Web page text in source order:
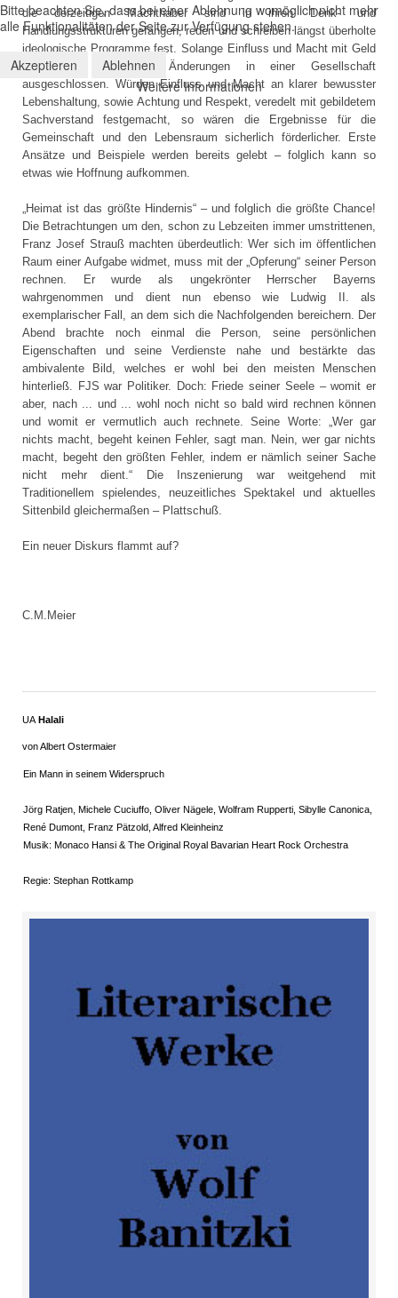
die derzeitigen Machthaber sind in ihren Denk- und
Handlungsstrukturen gefangen, reden und schreiben längst überholte
ideologische Programme fest. Solange Einfluss und Macht mit Geld
verbunden sind, sind Änderungen in einer Gesellschaft
ausgeschlossen. Würden Einfluss und Macht an klarer bewusster
Lebenshaltung, sowie Achtung und Respekt, veredelt mit gebildetem
Sachverstand festgemacht, so wären die Ergebnisse für die
Gemeinschaft und den Lebensraum sicherlich förderlicher. Erste
Ansätze und Beispiele werden bereits gelebt – folglich kann so
etwas wie Hoffnung aufkommen.
„Heimat ist das größte Hindernis“ – und folglich die größte Chance!
Die Betrachtungen um den, schon zu Lebzeiten immer umstrittenen,
Franz Josef Strauß machten überdeutlich: Wer sich im öffentlichen
Raum einer Aufgabe widmet, muss mit der „Opferung“ seiner Person
rechnen. Er wurde als ungekrönter Herrscher Bayerns
wahrgenommen und dient nun ebenso wie Ludwig II. als
exemplarischer Fall, an dem sich die Nachfolgenden bereichern. Der
Abend brachte noch einmal die Person, seine persönlichen
Eigenschaften und seine Verdienste nahe und bestärkte das
ambivalente Bild, welches er wohl bei den meisten Menschen
hinterließ. FJS war Politiker. Doch: Friede seiner Seele – womit er
aber, nach ... und ... wohl noch nicht so bald wird rechnen können
und womit er vermutlich auch rechnete. Seine Worte: „Wer gar
nichts macht, begeht keinen Fehler, sagt man. Nein, wer gar nichts
macht, begeht den größten Fehler, indem er nämlich seiner Sache
nicht mehr dient.“ Die Inszenierung war weitgehend mit
Traditionellem spielendes, neuzeitliches Spektakel und aktuelles
Sittenbild gleichermaßen – Plattschuß.
Ein neuer Diskurs flammt auf?
C.M.Meier
UA Halali
von Albert Ostermaier
Ein Mann in seinem Widerspruch
Jörg Ratjen, Michele Cuciuffo, Oliver Nägele, Wolfram Rupperti, Sibylle Canonica,
René Dumont, Franz Pätzold, Alfred Kleinheinz
Musik: Monaco Hansi & The Original Royal Bavarian Heart Rock Orchestra
Regie: Stephan Rottkamp
Bitte beachten Sie, dass bei einer Ablehnung womöglich nicht mehr
alle Funktionalitäten der Seite zur Verfügung stehen.
Akzeptieren
Ablehnen
Weitere Informationen